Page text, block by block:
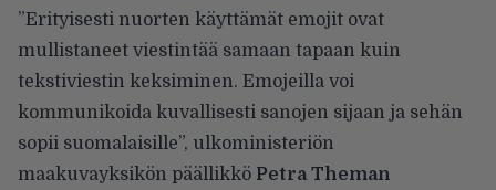
”Erityisesti nuorten käyttämät emojit ovat
mullistaneet viestintää samaan tapaan kuin
tekstiviestin keksiminen. Emojeilla voi
kommunikoida kuvallisesti sanojen sijaan ja sehän
sopii suomalaisille”, ulkoministeriön
maakuvayksikön päällikkö Petra Theman